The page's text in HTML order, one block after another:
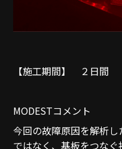
【施工期間】 ２日間
MODESTコメント
今回の故障原因を解析
ではなく、基板をつな